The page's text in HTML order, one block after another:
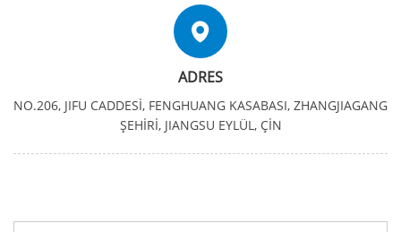
ADRES
NO.206, JIFU CADDESİ, FENGHUANG KASABASI, ZHANGJIAGANG
ŞEHİRİ, JIANGSU EYLÜL, ÇİN